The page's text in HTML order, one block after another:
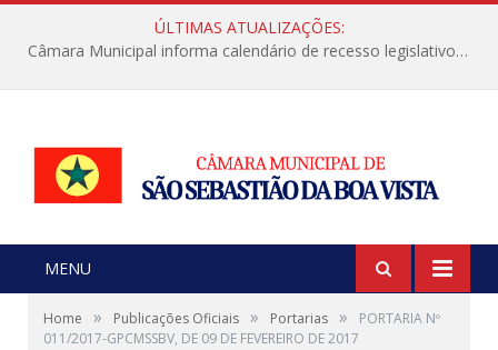
ÚLTIMAS ATUALIZAÇÕES:
Câmara Municipal informa calendário de recesso legislativo de julho
MENU
Home » Publicações Oficiais » Portarias »
PORTARIA Nº
011/2017-GPCMSSBV, DE 09 DE FEVEREIRO DE 2017